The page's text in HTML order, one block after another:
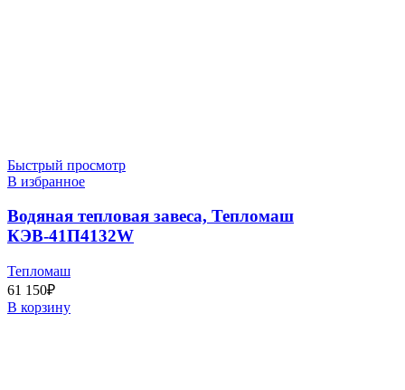
Быстрый просмотр
В избранное
Водяная тепловая завеса, Тепломаш
КЭВ-41П4132W
Тепломаш
61 150₽
В корзину